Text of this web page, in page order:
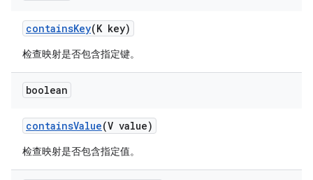
containsKey(K key)
检查映射是否包含指定键。
boolean
containsValue(V value)
检查映射是否包含指定值。